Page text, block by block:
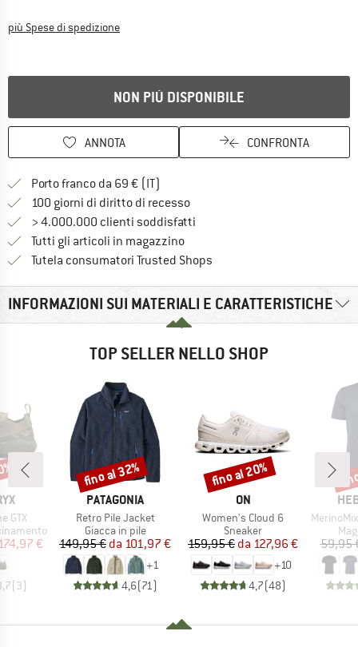
più Spese di spedizioneInformazioni sui costi di spedizione. Si apre in
NON PIÙ DISPONIBILE
ANNOTA CONFRONTA
Porto franco da 69 € (IT)
100 giorni di diritto di recessoVai alla politica di recesso qui
> 4.000.000 clienti soddisfatti
Tutti gli articoli in magazzino
Tutela consumatori Trusted Shops
INFORMAZIONI SUI MATERIALI E CARATTERISTICHE
TOP SELLER NELLO SHOP
GTX
ridotto
€
(3)
MARCHIO
PATAGONIA
Articolo
Retro Pile Jacket
Gruppo di prodotti
Giacca in pile
Prezzo
149,95 € Prezzo ridotto
da 101,97 €
+1
4,6(71 )
Sconto
fino al 32%
MARCHIO
ON
Articolo
Women's Cloud 6
Gruppo di prodotti
Sneaker
Prezzo
159,95 € Prezzo ridotto
da 127,96 €
+10
4,7(48)
Sconto
fino al 20%
Articolo
MerinoMix150
59,95